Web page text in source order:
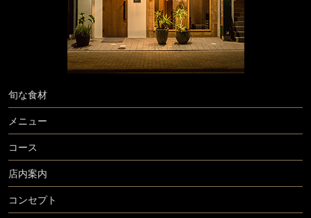
旬な食材
メニュー
コース
店内案内
コンセプト